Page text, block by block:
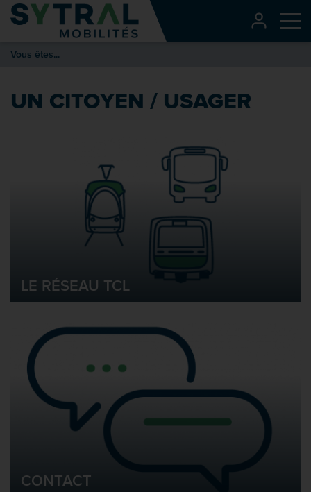
Contenu
Entête de page
Vous êtes...
UN CITOYEN / USAGER
LE RÉSEAU TCL
CONTACT